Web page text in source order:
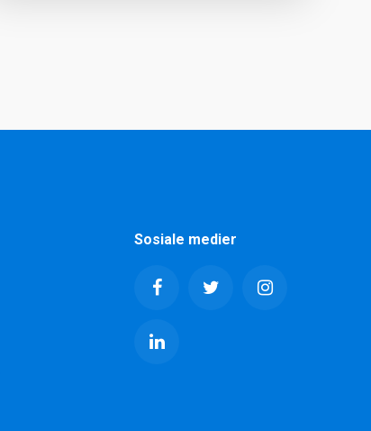
Sosiale medier